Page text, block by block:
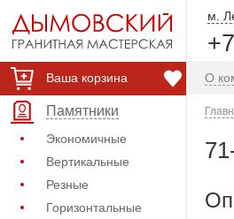
Ваша корзина
Памятники
Экономичные
Вертикальные
Резные
Горизонтальные
м.
О